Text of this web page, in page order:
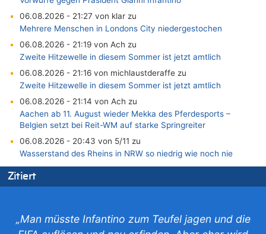
06.08.2026 - 21:27 von klar zu
Mehrere Menschen in Londons City niedergestochen
06.08.2026 - 21:19 von Ach zu
Zweite Hitzewelle in diesem Sommer ist jetzt amtlich
06.08.2026 - 21:16 von michlaustderaffe zu
Zweite Hitzewelle in diesem Sommer ist jetzt amtlich
06.08.2026 - 21:14 von Ach zu
Aachen ab 11. August wieder Mekka des Pferdesports –
Belgien setzt bei Reit-WM auf starke Springreiter
06.08.2026 - 20:43 von 5/11 zu
Wasserstand des Rheins in NRW so niedrig wie noch nie
06.08.2026 - 20:35 von Wolfgang2 zu
Zurück an den Rhein: Hendrich wechselt zum 1. FC Köln
06.08.2026 - 19:17 von Guido Scholzen zu
Zitiert
„Man müsste Infantino zum Teufel jagen und die